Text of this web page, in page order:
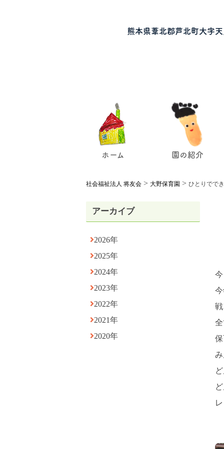
熊本県葦北郡芦北町大字
ホーム 園の紹介
社会福祉法人 将友会 > 大野保育園 > ひとりでで
アーカイブ
2026年
2025年
2024年
2023年
2022年
2021年
2020年